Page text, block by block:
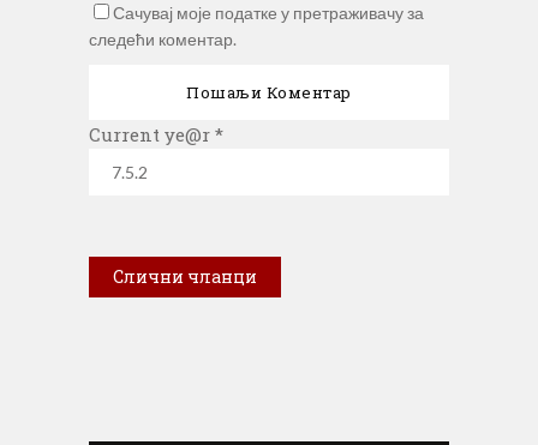
Сачувај моје податке у претраживачу за
следећи коментар.
Current ye@r *
Слични чланци